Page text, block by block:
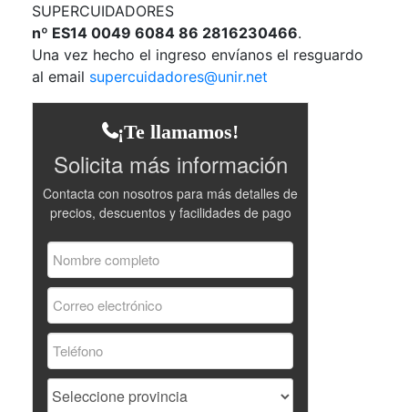
SUPERCUIDADORES
nº ES14 0049 6084 86 2816230466.
Una vez hecho el ingreso envíanos el resguardo
al email supercuidadores@unir.net
¡Te llamamos!
Solicita más información
Contacta con nosotros para más detalles de
precios, descuentos y facilidades de pago